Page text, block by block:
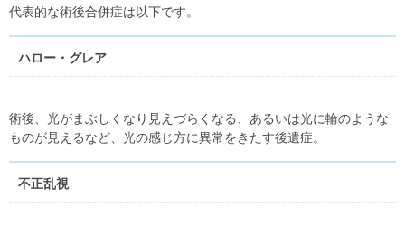
代表的な術後合併症は以下です。
ハロー・グレア
術後、光がまぶしくなり見えづらくなる、あるいは光に輪のような
ものが見えるなど、光の感じ方に異常をきたす後遺症。
不正乱視